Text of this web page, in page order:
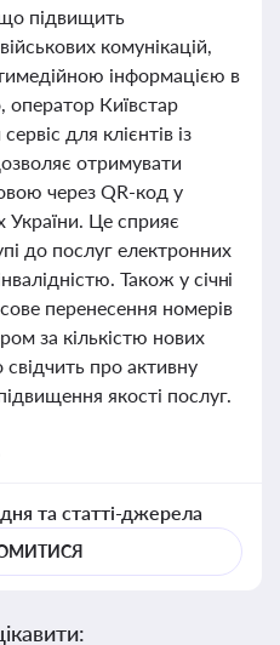
підвищить
комунікацій,
інформацією в
оператор Київстар
для клієнтів із
отримувати
через QR-код у
України. Це сприяє
до послуг електронних
Також у січні
перенесення номерів
за кількістю нових
про активну
якості послуг.
та статті-джерела